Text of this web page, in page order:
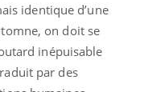
identique d’une
on doit se
inépuisable
par des